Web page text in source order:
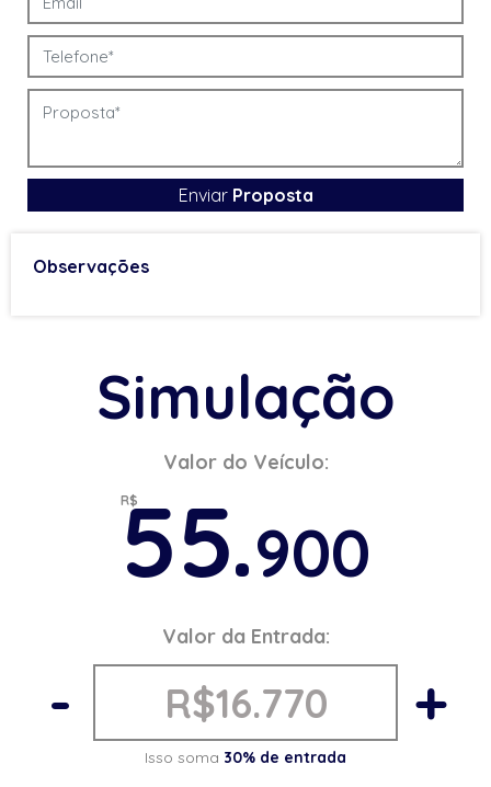
Enviar Proposta
Observações
Simulação
Valor do Veículo:
R$
55.900
Valor da Entrada:
- +
Isso soma 30% de entrada